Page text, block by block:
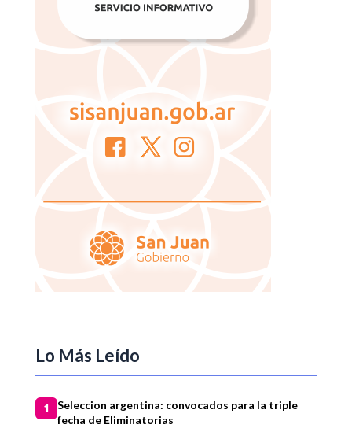
Lo Más Leído
1
Seleccion argentina: convocados para la triple
fecha de Eliminatorias